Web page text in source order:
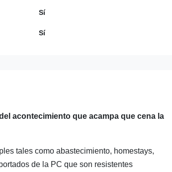
Sí
Sí
acontecimiento que acampa que cena la
tales como abastecimiento, homestays,
de la PC que son resistentes